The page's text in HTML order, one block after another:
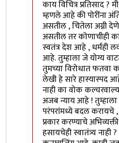
काय विचित्र प्रतिसाद ?
म्हणले आहे की पोरींना
असतील , चितेला अग्नी
असतील तर कोणाचीही
स्वतंत्र देश आहे ,
आहे. तुम्हाला जे योग्य
तुमच्या विरोधात फतवा
लेखी हे सारे हास्यास्पद
नाही का वोक
अजब न्याय आहे ! तुम्हाला
परंपरांमध्ये बदल करायचे
प्रकार करण्याचे
हसायचेही स्वातंत्र्य